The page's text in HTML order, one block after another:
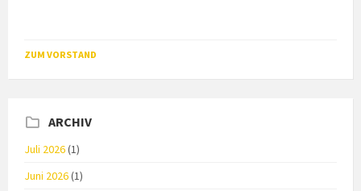
ZUM VORSTAND
ARCHIV
Juli 2026(1)
Juni 2026(1)